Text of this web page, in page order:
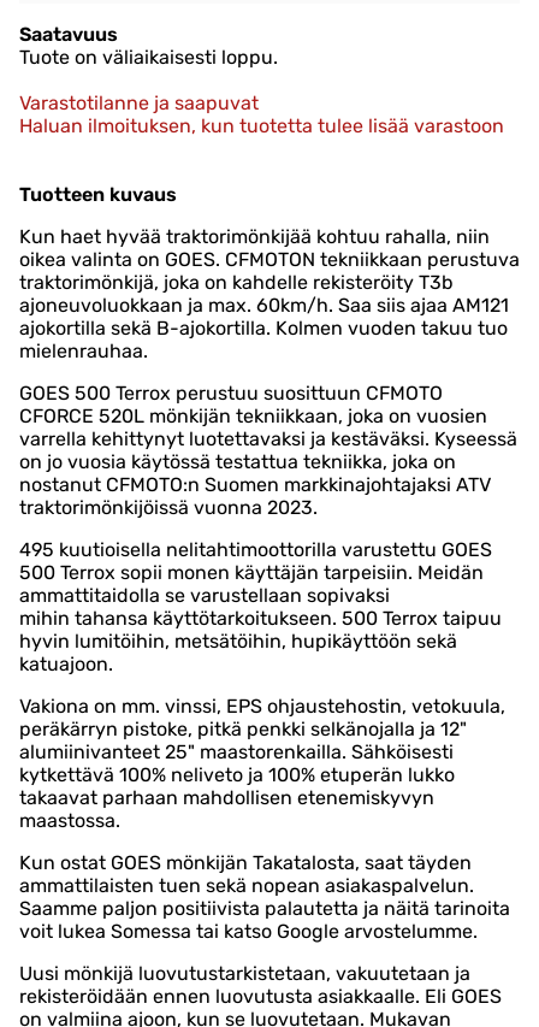
Saatavuus
Tuote on väliaikaisesti loppu.
Varastotilanne ja saapuvat
Haluan ilmoituksen, kun tuotetta tulee lisää varastoon
Tuotteen kuvaus
Kun haet hyvää traktorimönkijää kohtuu rahalla, niin
oikea valinta on GOES. CFMOTON tekniikkaan perustuva
traktorimönkijä, joka on kahdelle rekisteröity T3b
ajoneuvoluokkaan ja max. 60km/h. Saa siis ajaa AM121
ajokortilla sekä B-ajokortilla. Kolmen vuoden takuu tuo
mielenrauhaa.
GOES 500 Terrox perustuu suosittuun CFMOTO
CFORCE 520L mönkijän tekniikkaan, joka on vuosien
varrella kehittynyt luotettavaksi ja kestäväksi. Kyseessä
on jo vuosia käytössä testattua tekniikka, joka on
nostanut CFMOTO:n Suomen markkinajohtajaksi ATV
traktorimönkijöissä vuonna 2023.
495 kuutioisella nelitahtimoottorilla varustettu GOES
500 Terrox sopii monen käyttäjän tarpeisiin. Meidän
ammattitaidolla se varustellaan sopivaksi
mihin tahansa käyttötarkoitukseen. 500 Terrox taipuu
hyvin lumitöihin, metsätöihin, hupikäyttöön sekä
katuajoon.
Vakiona on mm. vinssi, EPS ohjaustehostin, vetokuula,
peräkärryn pistoke, pitkä penkki selkänojalla ja 12"
alumiinivanteet 25" maastorenkailla. Sähköisesti
kytkettävä 100% neliveto ja 100% etuperän lukko
takaavat parhaan mahdollisen etenemiskyvyn
maastossa.
Kun ostat GOES mönkijän Takatalosta, saat täyden
ammattilaisten tuen sekä nopean asiakaspalvelun.
Saamme paljon positiivista palautetta ja näitä tarinoita
voit lukea Somessa tai katso Google arvostelumme.
Uusi mönkijä luovutustarkistetaan, vakuutetaan ja
rekisteröidään ennen luovutusta asiakkaalle. Eli GOES
on valmiina ajoon, kun se luovutetaan. Mukavan